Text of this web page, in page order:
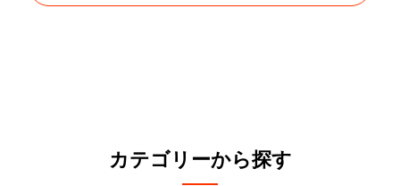
カテゴリーから探す